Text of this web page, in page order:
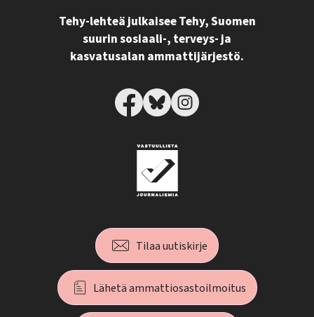
Tehy-lehteä julkaisee Tehy, Suomen
suurin sosiaali-, terveys- ja
kasvatusalan ammattijärjestö.
Tilaa uutiskirje
Lähetä ammattiosastoilmoitus